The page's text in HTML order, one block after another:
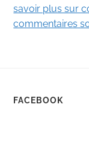
savoir plus sur
commentaires
FACEBOOK